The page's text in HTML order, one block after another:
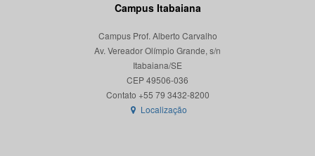
Campus Itabaiana
Campus Prof. Alberto Carvalho
Av. Vereador Olímpio Grande, s/n
Itabaiana/SE
CEP 49506-036
Localização